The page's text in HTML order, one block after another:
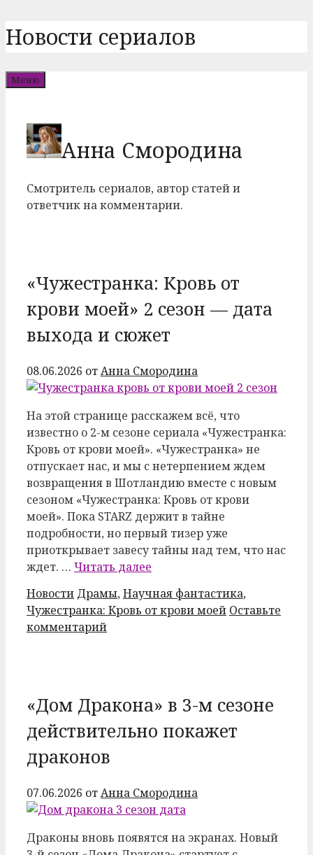
Перейти
к
Новости сериалов
Меню
Анна Смородина
Смотритель сериалов, автор статей и
ответчик на комментарии.
«Чужестранка: Кровь от
крови моей» 2 сезон — дата
выхода и сюжет
08.06.2026 отАнна Смородина
На этой странице расскажем всё, что
известно о 2-м сезоне сериала «Чужестранка:
Кровь от крови моей». «Чужестранка» не
отпускает нас, и мы с нетерпением ждем
возвращения в Шотландию вместе с новым
сезоном «Чужестранка: Кровь от крови
моей». Пока STARZ держит в тайне
подробности, но первый тизер уже
приоткрывает завесу тайны над тем, что нас
ждет. … Читать далее
Рубрики
Новости Метки
Драмы,Научная фантастика,
Чужестранка: Кровь от крови моей Оставьте
комментарий
«Дом Дракона» в 3-м сезоне
действительно покажет
драконов
07.06.2026 отАнна Смородина
Драконы вновь появятся на экранах. Новый